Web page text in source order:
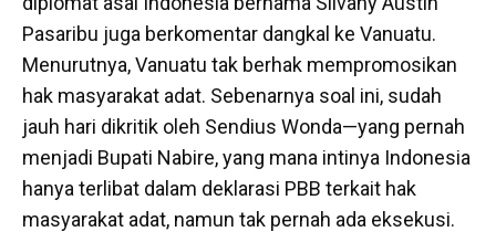
Pasaribu juga berkomentar dangkal ke Vanuatu.
Menurutnya, Vanuatu tak berhak mempromosikan
hak masyarakat adat. Sebenarnya soal ini, sudah
jauh hari dikritik oleh Sendius Wonda—yang pernah
menjadi Bupati Nabire, yang mana intinya Indonesia
hanya terlibat dalam deklarasi PBB terkait hak
masyarakat adat, namun tak pernah ada eksekusi.